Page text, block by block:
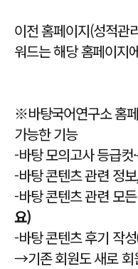
이전 홈페이지(성적관
워드는 해당 홈페이지
※바탕국어연구소 홈
가능한 기능
-바탕 모의고사 등급컷
-바탕 콘텐츠 관련 정
-바탕 콘텐츠 관련 모
요)
-바탕 콘텐츠 후기 작성
→기존 회원도 새로 회